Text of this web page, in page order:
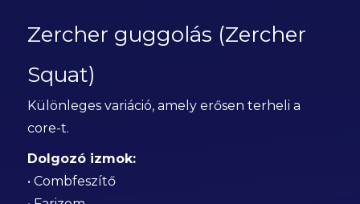
Zercher guggolás (Zercher
Squat)
Különleges variáció, amely erősen terheli a
core-t.
Dolgozó izmok:
• Combfeszítő